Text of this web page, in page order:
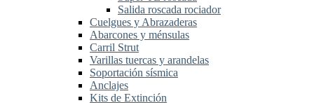
Salida roscada rociador
Cuelgues y Abrazaderas
Abarcones y ménsulas
Carril Strut
Varillas tuercas y arandelas
Soportación sísmica
Anclajes
Kits de Extinción